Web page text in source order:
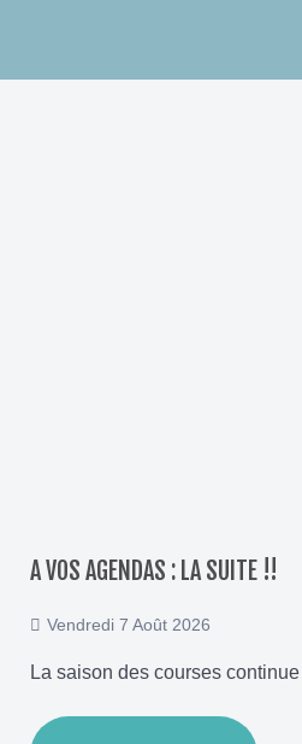
A VOS AGENDAS : LA SUITE !!
Vendredi 7 Août 2026
La saison des courses